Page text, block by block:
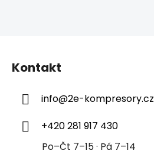
Kontakt
info@2e-kompresory.cz
+420 281 917 430
Po–Čt 7–15 · Pá 7–14